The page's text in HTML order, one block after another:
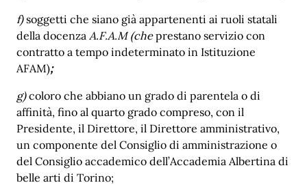
f) soggetti che siano già appartenenti ai ruoli statali
della docenza A.F.A.M (cheprestano servizio con
contratto a tempo indeterminato in Istituzione
AFAM);
g)coloro che abbiano un grado di parentela o di
affinità, fino al quarto grado compreso, con il
Presidente, il Direttore, il Direttore amministrativo,
un componente del Consiglio di amministrazione o
del Consiglio accademico dell’Accademia Albertina di
belle arti di Torino;